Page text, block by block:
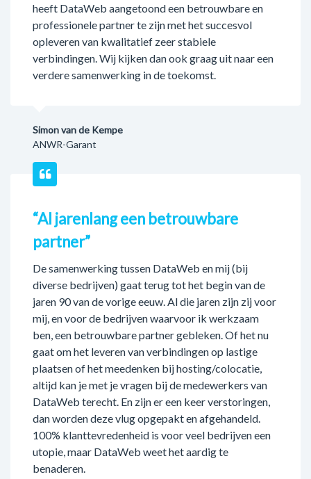
heeft DataWeb aangetoond een betrouwbare en
professionele partner te zijn met het succesvol
opleveren van kwalitatief zeer stabiele
verbindingen. Wij kijken dan ook graag uit naar een
verdere samenwerking in de toekomst.
Simon van de Kempe
ANWR-Garant
“Al jarenlang een betrouwbare
partner”
De samenwerking tussen DataWeb en mij (bij
diverse bedrijven) gaat terug tot het begin van de
jaren 90 van de vorige eeuw. Al die jaren zijn zij voor
mij, en voor de bedrijven waarvoor ik werkzaam
ben, een betrouwbare partner gebleken. Of het nu
gaat om het leveren van verbindingen op lastige
plaatsen of het meedenken bij hosting/colocatie,
altijd kan je met je vragen bij de medewerkers van
DataWeb terecht. En zijn er een keer verstoringen,
dan worden deze vlug opgepakt en afgehandeld.
100% klanttevredenheid is voor veel bedrijven een
utopie, maar DataWeb weet het aardig te
benaderen.